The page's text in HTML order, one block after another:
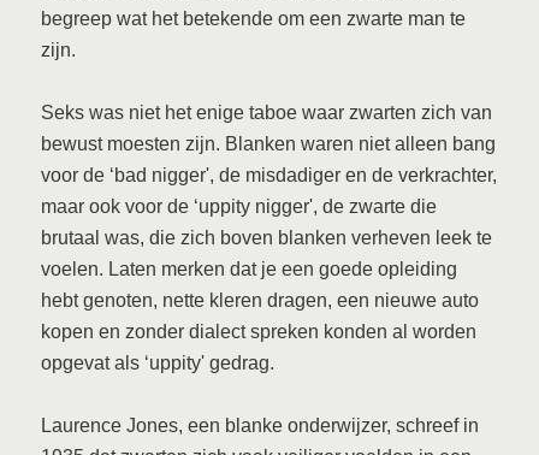
begreep wat het betekende om een zwarte man te
zijn.
Seks was niet het enige taboe waar zwarten zich van
bewust moesten zijn. Blanken waren niet alleen bang
voor de ‘bad nigger', de misdadiger en de verkrachter,
maar ook voor de ‘uppity nigger', de zwarte die
brutaal was, die zich boven blanken verheven leek te
voelen. Laten merken dat je een goede opleiding
hebt genoten, nette kleren dragen, een nieuwe auto
kopen en zonder dialect spreken konden al worden
opgevat als ‘uppity' gedrag.
Laurence Jones, een blanke onderwijzer, schreef in